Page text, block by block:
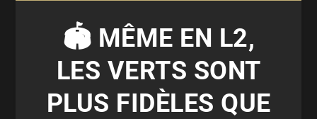
🏟️ MÊME EN L2,
LES VERTS SONT
PLUS FIDÈLES QUE